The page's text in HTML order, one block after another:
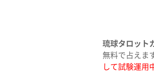
琉球タロット
無料で占えま
して試験運用